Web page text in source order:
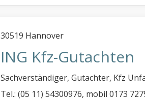
30519 Hannover
ING Kfz-Gutachten
Sachverständiger, Gutachter, Kfz
Tel.: (05 11) 54300976, mobil 0173